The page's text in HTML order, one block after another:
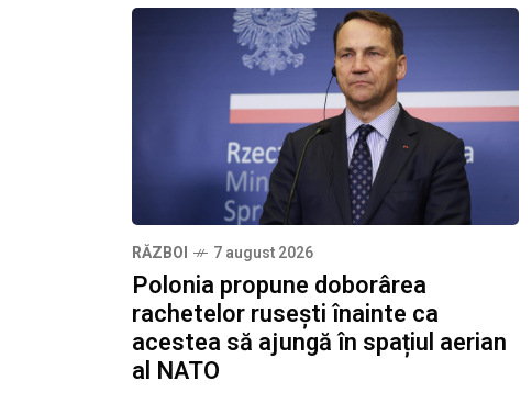
RĂZBOI 7 august 2026
Polonia propune doborârea
rachetelor rusești înainte ca
acestea să ajungă în spațiul aerian
al NATO